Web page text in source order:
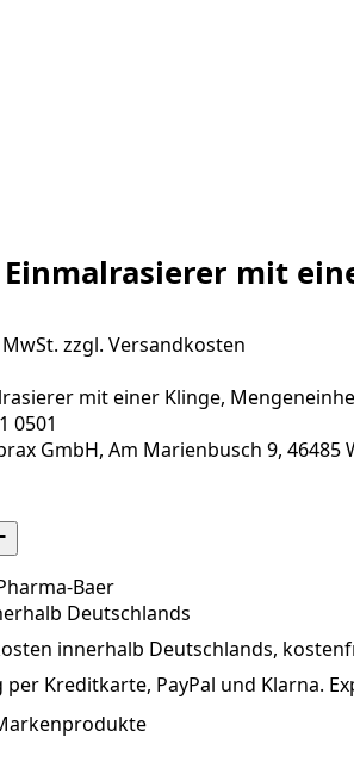
mit
zzgl. Versandkosten
mit einer Klinge,
0501
GmbH, Am Marienbusch 9, 46485
Baer
Deutschlands
innerhalb Deutschlands,
per Kreditkarte, PayPal und Klarna.